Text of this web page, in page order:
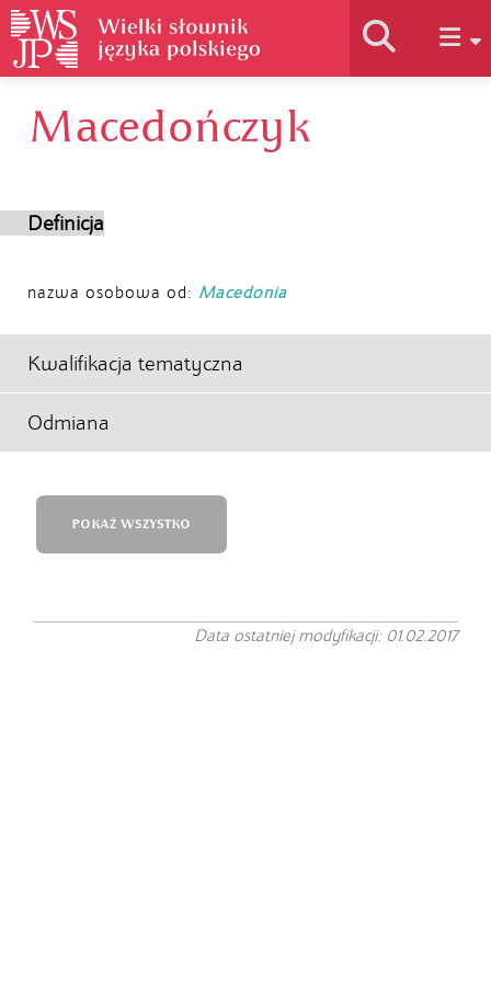
Historia słownika
Macedończyk
Definicja
nazwa osobowa od: Macedonia
Kwalifikacja tematyczna
Odmiana
POKAŻ WSZYSTKO
Data ostatniej modyfikacji: 01.02.2017